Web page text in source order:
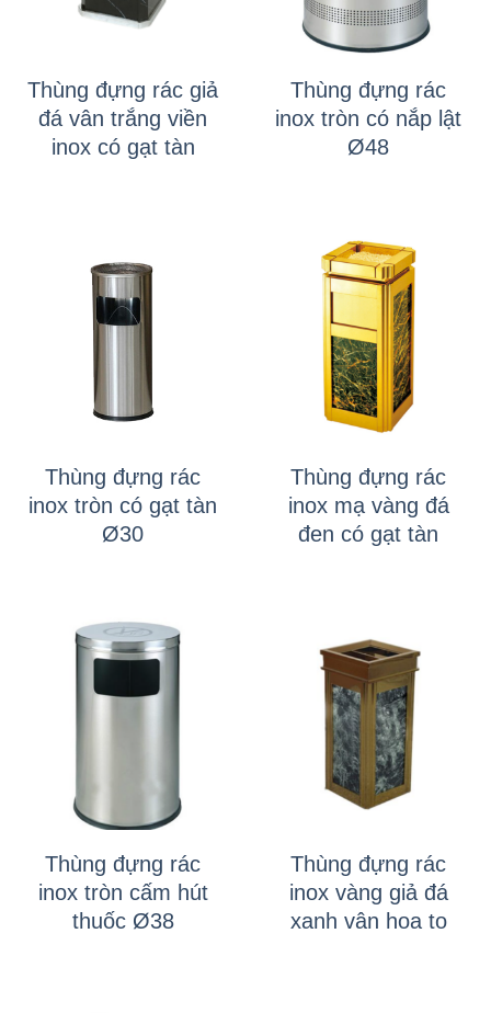
Thùng đựng rác giả
đá vân trắng viền
inox có gạt tàn
Thùng đựng rác
inox tròn có nắp lật
Ø48
Thùng đựng rác
inox tròn có gạt tàn
Ø30
Thùng đựng rác
inox mạ vàng đá
đen có gạt tàn
Thùng đựng rác
inox tròn cấm hút
thuốc Ø38
Thùng đựng rác
inox vàng giả đá
xanh vân hoa to